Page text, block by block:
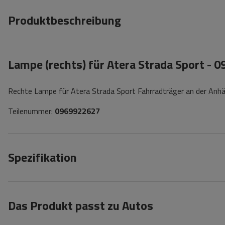
Produktbeschreibung
Lampe (rechts) für Atera Strada Sport -
Rechte Lampe für Atera Strada Sport Fahrradträger an der
Teilenummer: 0969922627
Spezifikation
Das Produkt passt zu Autos